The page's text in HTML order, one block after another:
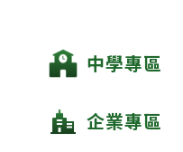
中學專區
企業專區